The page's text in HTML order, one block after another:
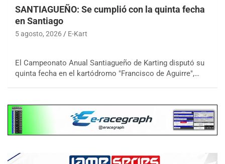
SANTIAGUEÑO: Se cumplió con la quinta fecha
en Santiago
5 agosto, 2026 E-Kart
El Campeonato Anual Santiagueño de Karting disputó su
quinta fecha en el kartódromo "Francisco de Aguirre",…